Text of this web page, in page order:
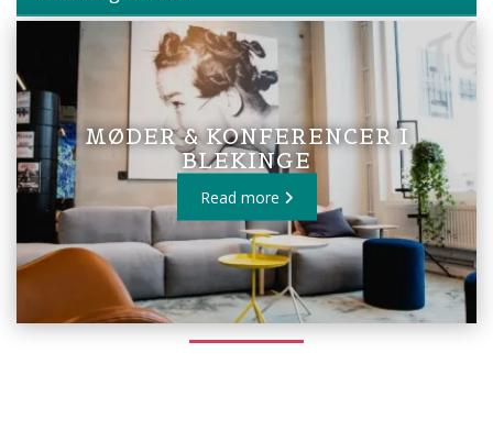
MØDER & KONFERENCER I
BLEKINGE
Read more